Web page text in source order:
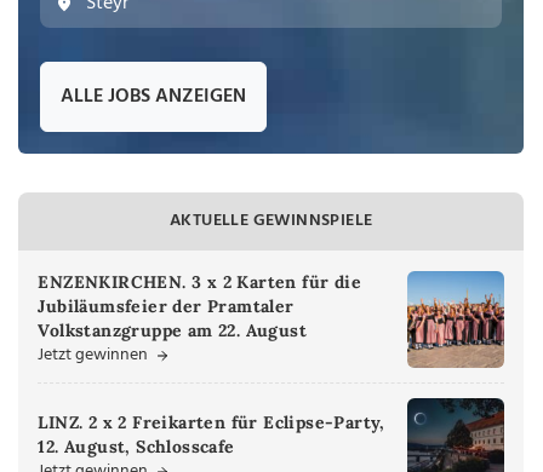
ALLE JOBS ANZEIGEN
AKTUELLE GEWINNSPIELE
ENZENKIRCHEN. 3 x 2 Karten für die
Jubiläumsfeier der Pramtaler
Volkstanzgruppe am 22. August
Jetzt gewinnen
LINZ. 2 x 2 Freikarten für Eclipse-Party,
12. August, Schlosscafe